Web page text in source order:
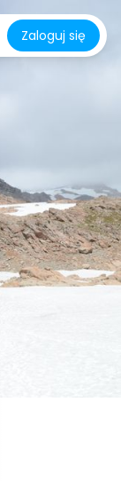
Zaloguj się